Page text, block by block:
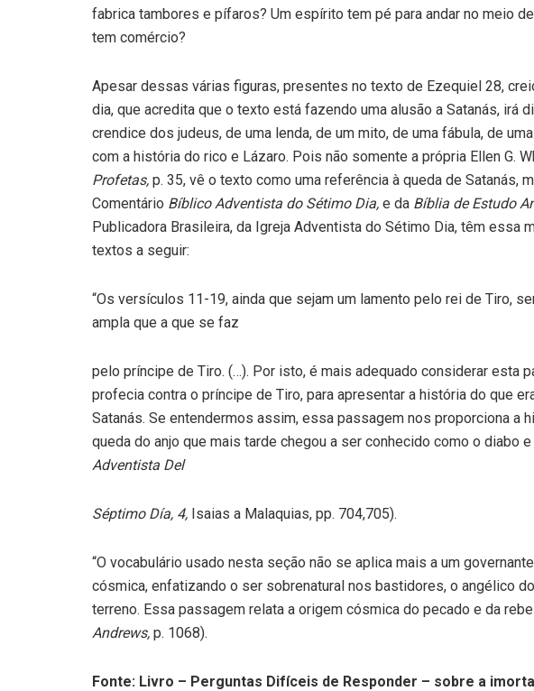
fabrica tambores e pífaros? Um espírito tem pé para andar no meio
tem comércio?
Apesar dessas várias figuras, presentes no texto de Ezequiel 28,
dia, que acredita que o texto está fazendo uma alusão a Satanás, irá
crendice dos judeus, de uma lenda, de um mito, de uma fábula, de
com a história do rico e Lázaro. Pois não somente a própria Ellen G.
Profetas, p. 35, vê o texto como uma referência à queda de Satanás,
Comentário Bíblico Adventista do Sétimo Dia, e da Bíblia de Estudo
Publicadora Brasileira, da Igreja Adventista do Sétimo Dia, têm essa
textos a seguir:
“Os versículos 11-19, ainda que sejam um lamento pelo rei de Tiro,
ampla que a que se faz
pelo príncipe de Tiro. (…). Por isto, é mais adequado considerar esta
profecia contra o príncipe de Tiro, para apresentar a história do que
Satanás. Se entendermos assim, essa passagem nos proporciona a
queda do anjo que mais tarde chegou a ser conhecido como o diabo e
Adventista Del
Séptimo Día, 4, Isaias a Malaquias, pp. 704,705).
“O vocabulário usado nesta seção não se aplica mais a um
cósmica, enfatizando o ser sobrenatural nos bastidores, o angélico
terreno. Essa passagem relata a origem cósmica do pecado e da
Andrews, p. 1068).
Fonte: Livro – Perguntas Difíceis de Responder – sobre a